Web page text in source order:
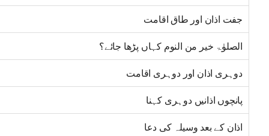
جفت اذان اور طاق اقامت
الصلوٰۃ خیر من النوم کہاں پڑھا جائے؟
دوہری اذان اور دوہری اقامت
پانچوں اذانیں دوہری کہنا
اذان کے بعد وسیلہ کی دعا